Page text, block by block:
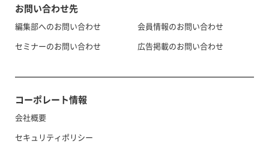
お問い合わせ先
編集部へのお問い合わせ
セミナーのお問い合わせ
会員情報のお問い合わせ
広告掲載のお問い合わせ
コーポレート情報
会社概要
セキュリティポリシー